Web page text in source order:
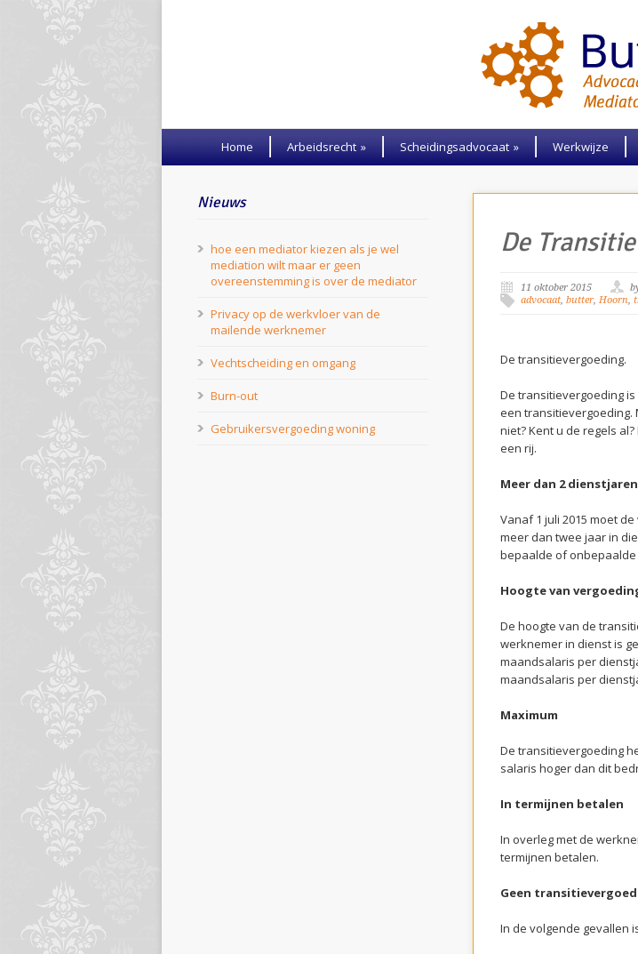
Home Arbeidsrecht » Scheidingsadvocaat » Werkwijze
De
11 oktober 2015
advocaat, butter, Hoorn,
De transitievergoeding.
De transitievergoeding
een transitievergoeding.
niet? Kent u de regels
een rij.
Meer dan 2 dienstjaren
Vanaf 1 juli 2015 moet
meer dan twee jaar in
bepaalde of
Hoogte van
De hoogte van de
werknemer in dienst is
maandsalaris per
maandsalaris per
Maximum
De transitievergoeding
salaris hoger dan dit
In termijnen betalen
In overleg met de
termijnen betalen.
Geen
In de volgende gevallen
Nieuws
hoe een mediator kiezen als je wel
mediation wilt maar er geen
overeenstemming is over de mediator
Privacy op de werkvloer van de
mailende werknemer
Vechtscheiding en omgang
Burn-out
Gebruikersvergoeding woning